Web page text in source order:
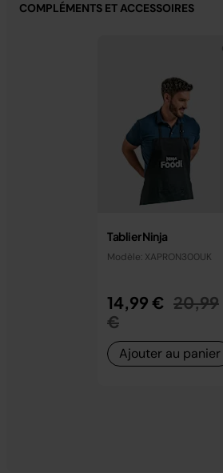
COMPLÉMENTS ET ACCESSOIRES
Tablier Ninja
Modèle: XAPRON300UK
14,99 € Prix
20,99
€au
Ajouter au panier